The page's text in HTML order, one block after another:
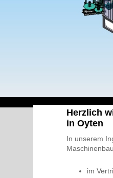
Herzlich
in Oyten
In unserem
im